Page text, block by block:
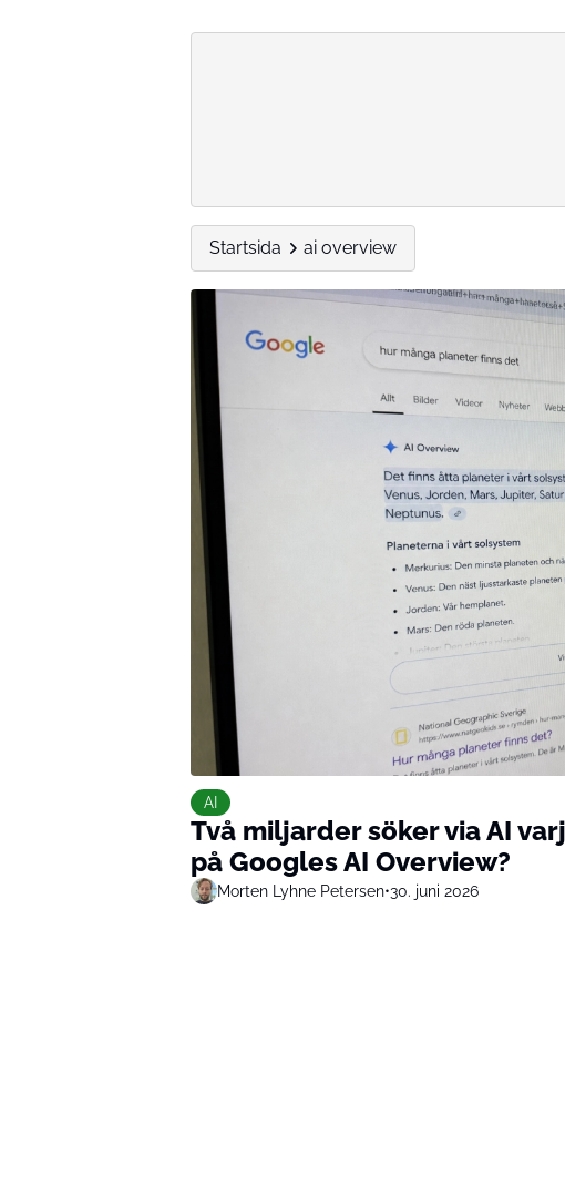
Startsida ai overview
AI
Två miljarder söker via AI
på Googles AI Overview?
Morten Lyhne Petersen•30. juni 2026